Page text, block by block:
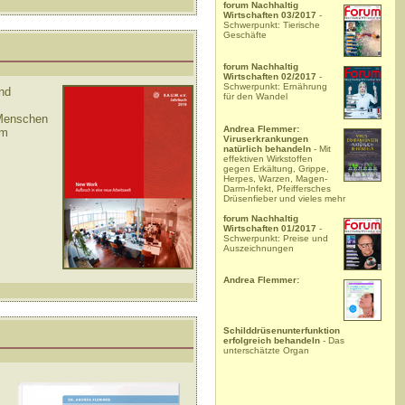
forum Nachhaltig
Wirtschaften 03/2017 -
Schwerpunkt: Tierische
Geschäfte
forum Nachhaltig
Wirtschaften 02/2017 -
Schwerpunkt: Ernährung
für den Wandel
Andrea Flemmer:
Viruserkrankungen
natürlich behandeln - Mit
effektiven Wirkstoffen
gegen Erkältung, Grippe,
Herpes, Warzen, Magen-
Darm-Infekt, Pfeiffersches
Drüsenfieber und vieles mehr
forum Nachhaltig
Wirtschaften 01/2017 -
Schwerpunkt: Preise und
Auszeichnungen
Andrea Flemmer:
Schilddrüsenunterfunktion
erfolgreich behandeln - Das
unterschätzte Organ